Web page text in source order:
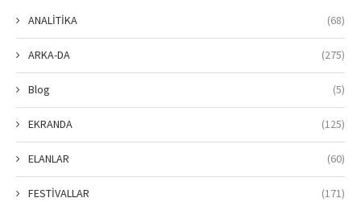
ANALİTİKA (68)
ARKA-DA (275)
Blog (5)
EKRANDA (125)
ELANLAR (60)
FESTİVALLAR (171)